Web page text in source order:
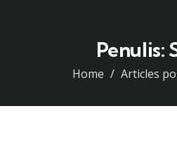
Penulis:
Home Articles